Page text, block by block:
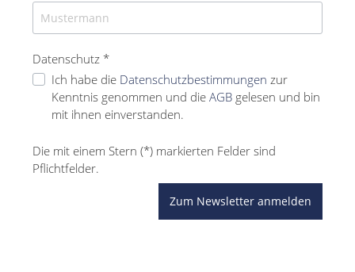
Datenschutz *
Ich habe die Datenschutzbestimmungen zur
Kenntnis genommen und die AGB gelesen und bin
mit ihnen einverstanden.
Die mit einem Stern (*) markierten Felder sind
Pflichtfelder.
Zum Newsletter anmelden